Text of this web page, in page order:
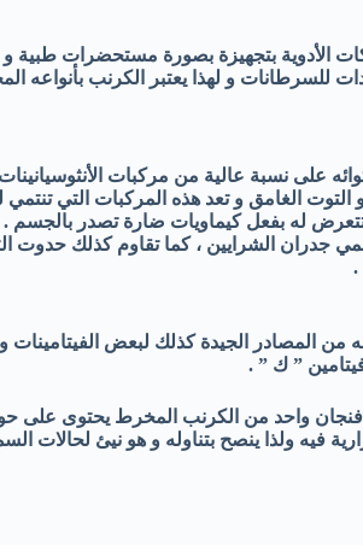
الأدوية بتجهيزة بصورة مستحضرات
للسرطانات و لهذا يعتبر الكرنب بأنواعه
على نسبة عالية من مركبات
الغامق و تعد هذه المركبات التي تنتمي
تتعرض له بفعل كيماويات ضارة تصدر
تحمي جدران الشرايين ، كما تقاوم كذلك
.
من المصادر الجيدة كذلك لبعض
” ك ” .
فيه ولذا ينصح بتناوله و هو نيئ لحالات